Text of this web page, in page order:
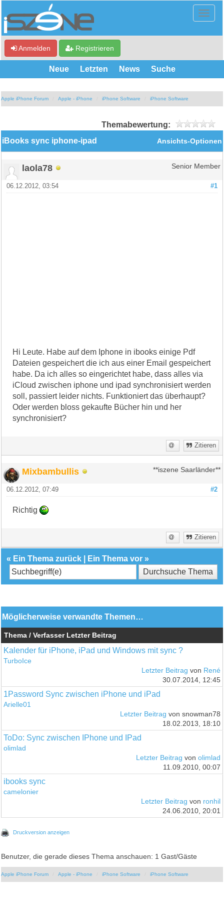
Anmelden Registrieren
Neue Letzten News Suche
Apple iPhone Forum Apple - iPhone iPhone Software iPhone Software
Themabewertung:
Ansichts-Optionen
iBooks sync iphone-ipad
laola78 Senior Member
#1
06.12.2012, 03:54
Hi Leute. Habe auf dem Iphone in ibooks einige Pdf
Dateien gespeichert die ich aus einer Email gespeichert
habe. Da ich alles so eingerichtet habe, dass alles via
iCloud zwischen iphone und ipad synchronisiert werden
soll, passiert leider nichts. Funktioniert das überhaupt?
Oder werden bloss gekaufte Bücher hin und her
synchronisiert?
Zitieren
Mixbambullis **iszene Saarländer**
#2
06.12.2012, 07:49
Richtig
Zitieren
« Ein Thema zurück Ein Thema vor »
Möglicherweise verwandte Themen…
Thema / Verfasser Letzter Beitrag
Kalender für iPhone, iPad und Windows mit sync ?
TurboIce
Letzter Beitrag von René
30.07.2014, 12:45
1Password Sync zwischen iPhone und iPad
Arielle01
Letzter Beitrag von snowman78
18.02.2013, 18:10
ToDo: Sync zwischen IPhone und IPad
olimlad
Letzter Beitrag von olimlad
11.09.2010, 00:07
ibooks sync
camelonier
Letzter Beitrag von ronhil
24.06.2010, 20:01
Druckversion anzeigen
Benutzer, die gerade dieses Thema anschauen: 1 Gast/Gäste
Apple iPhone Forum Apple - iPhone iPhone Software iPhone Software